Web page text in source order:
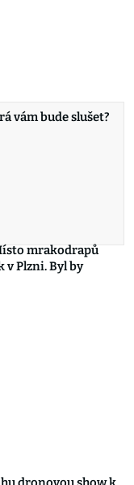
vám bude slušet?
mrakodrapů
v Plzni. Byl by